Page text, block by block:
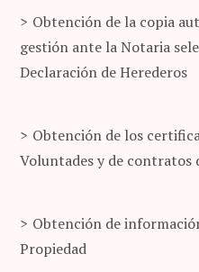
Obtención de la copia
gestión ante la Notaria
Declaración de Herederos
Obtención de los
Voluntades y de contratos
Obtención de
Propiedad